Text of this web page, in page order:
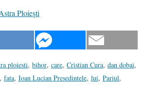
Ploieşti
ploiesti, bihor, care, Cristian Cura, dan dobai,
, fata, Ioan Lucian Presedintele, lui, Pariul,